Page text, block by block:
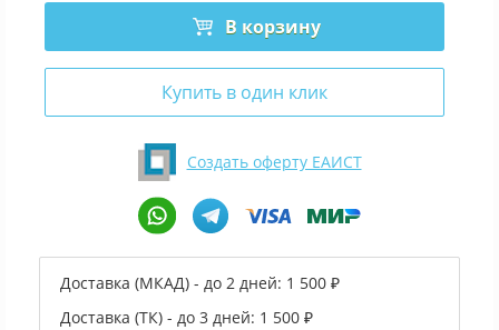
В корзину
Купить в один клик
Создать оферту ЕАИСТ
Доставка (МКАД) - до 2 дней: 1 500 ₽
Доставка (ТК) - до 3 дней: 1 500 ₽